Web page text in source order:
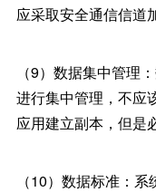
应采取安全通信信道
（9）数据集中管理
进行集中管理，不应
应用建立副本，但是
（10）数据标准：